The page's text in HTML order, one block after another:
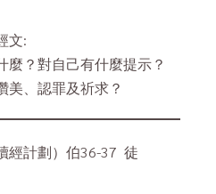
文:
麼？對自己有什麼提示？
美、認罪及祈求？
經計劃）伯36-37 徒